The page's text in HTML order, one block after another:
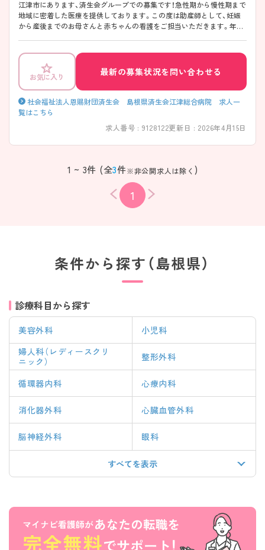
江津市にあります、済生会グループでの募集です！急性期から慢性期まで
地域に密着した医療を提供しております。この度は助産師として、妊娠
から産後までのお母さんと赤ちゃんの看護をご担当いただきます。年間
います。ご興味のある方はお気軽にお問い合わせください。
お気に入り
最新の募集状況を問い合わせる
社会福祉法人恩賜財団済生会 島根県済生会江津総合病院 求人一
覧はこちら
求人番号 : 9128122更新日 : 2026年4月15日
1 ~ 3件 (全3件※非公開求人は除く )
1
条件から探す（島根県）
診療科目から探す
美容外科
小児科
婦人科（レディースクリ
ニック）
整形外科
循環器内科 心療内科
消化器外科 心臓血管外科
脳神経外科 眼科
すべてを表示